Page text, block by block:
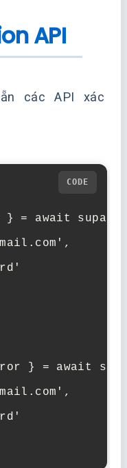
API
các API xác
= await
} = await